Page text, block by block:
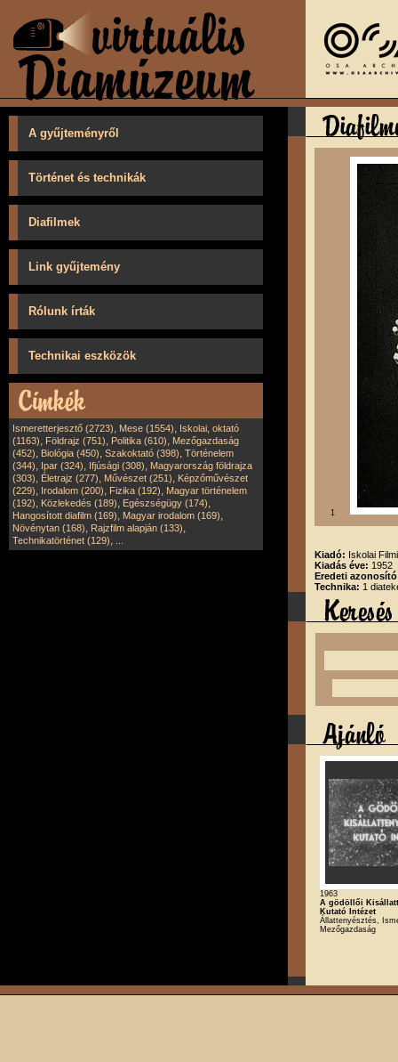
A gyűjteményről
Történet és technikák
Diafilmek
Link gyűjtemény
Rólunk írták
Technikai eszközök
Ismeretterjesztő (2723), Mese (1554), Iskolai, oktató
(1163), Földrajz (751), Politika (610), Mezőgazdaság
(452), Biológia (450), Szakoktató (398), Történelem
(344), Ipar (324), Ifjúsági (308), Magyarország földrajza
(303), Életrajz (277), Művészet (251), Képzőművészet
(229), Irodalom (200), Fizika (192), Magyar történelem
(192), Közlekedés (189), Egészségügy (174),
Hangosított diafilm (169), Magyar irodalom (169),
Növénytan (168), Rajzfilm alapján (133),
Technikatörténet (129),
1
Kiadó: Iskolai
Kiadás éve: 1952
Eredeti
Technika: 1
1963
A gödöllői
Kutató Intézet
Állattenyésztés,
Mezőgazdaság